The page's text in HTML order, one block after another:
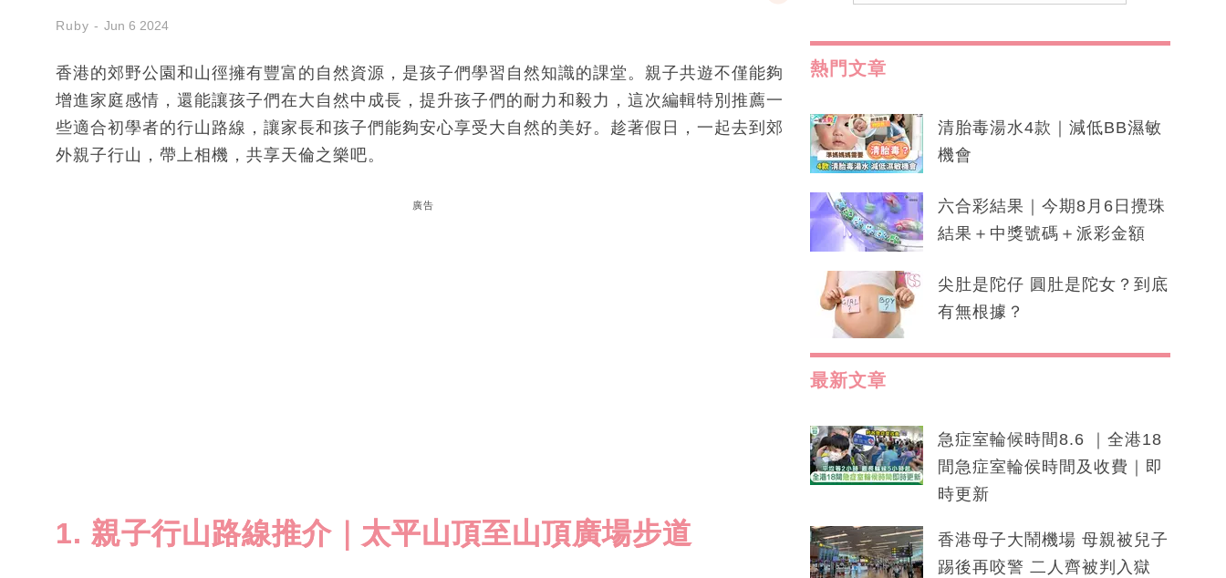
Ruby Jun 6 2024
香港的郊野公園和山徑擁有豐富的自然資源，是孩子們學習自然知識的課堂。親子共遊不僅能夠
增進家庭感情，還能讓孩子們在大自然中成長，提升孩子們的耐力和毅力，這次編輯特別推薦一
些適合初學者的行山路線，讓家長和孩子們能夠安心享受大自然的美好。趁著假日，一起去到郊
外親子行山，帶上相機，共享天倫之樂吧。
廣告
1. 親子行山路線推介｜太平山頂至山頂廣場步道
熱門文章
清胎毒湯水4款｜減低BB濕敏
機會
六合彩結果｜今期8月6日攪珠
結果＋中獎號碼＋派彩金額
尖肚是陀仔 圓肚是陀女？到底
有無根據？
最新文章
急症室輪候時間8.6 ｜全港18
間急症室輪侯時間及收費｜即
時更新
香港母子大鬧機場 母親被兒子
踢後再咬警 二人齊被判入獄